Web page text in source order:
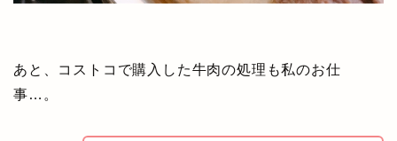
あと、コストコで購入した牛肉の処理も私のお仕
事…。